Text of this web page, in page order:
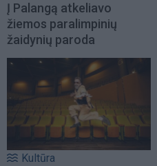
Į Palangą atkeliavo
žiemos paralimpinių
žaidynių paroda
Kultūra